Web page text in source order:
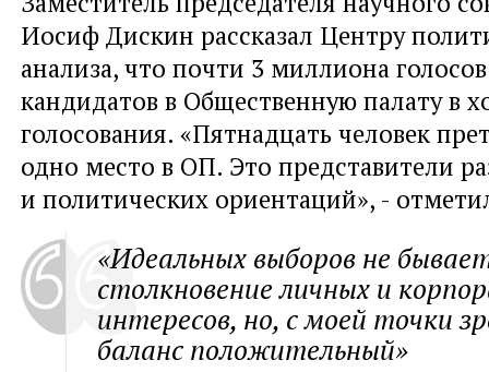
Иосиф Дискин рассказал Центру
анализа, что почти 3 миллиона
кандидатов в Общественную палату в
голосования. «Пятнадцать человек
одно место в ОП. Это представители
и политических ориентаций», -
«Идеальных выборов не
столкновение личных и
интересов, но, с моей точки
баланс положительный»